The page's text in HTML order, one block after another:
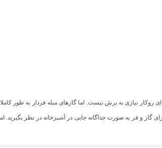
نیازی به برش نیست. اما گازهای مبله فردار به طور کاملا
و فر به صورت جداگانه جایی در آشپزخانه در نظر بگیرید.